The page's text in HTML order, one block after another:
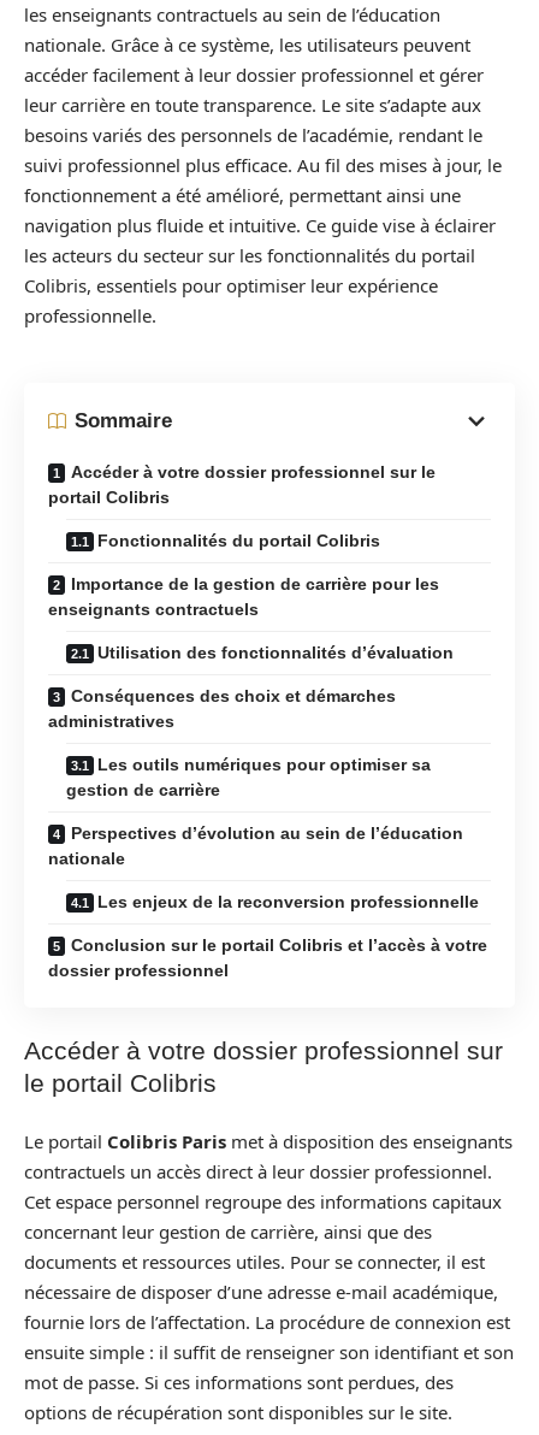
les enseignants contractuels au sein de l’éducation
nationale. Grâce à ce système, les utilisateurs peuvent
accéder facilement à leur dossier professionnel et gérer
leur carrière en toute transparence. Le site s’adapte aux
besoins variés des personnels de l’académie, rendant le
suivi professionnel plus efficace. Au fil des mises à jour, le
fonctionnement a été amélioré, permettant ainsi une
navigation plus fluide et intuitive. Ce guide vise à éclairer
les acteurs du secteur sur les fonctionnalités du portail
Colibris, essentiels pour optimiser leur expérience
professionnelle.
Sommaire
Accéder à votre dossier professionnel sur le
portail Colibris
Fonctionnalités du portail Colibris
Importance de la gestion de carrière pour les
enseignants contractuels
Utilisation des fonctionnalités d’évaluation
Conséquences des choix et démarches
administratives
Les outils numériques pour optimiser sa
gestion de carrière
Perspectives d’évolution au sein de l’éducation
nationale
Les enjeux de la reconversion professionnelle
Conclusion sur le portail Colibris et l’accès à votre
dossier professionnel
Accéder à votre dossier professionnel sur
le portail Colibris
Le portail Colibris Paris met à disposition des enseignants
contractuels un accès direct à leur dossier professionnel.
Cet espace personnel regroupe des informations capitaux
concernant leur gestion de carrière, ainsi que des
documents et ressources utiles. Pour se connecter, il est
nécessaire de disposer d’une adresse e-mail académique,
fournie lors de l’affectation. La procédure de connexion est
ensuite simple : il suffit de renseigner son identifiant et son
mot de passe. Si ces informations sont perdues, des
options de récupération sont disponibles sur le site.